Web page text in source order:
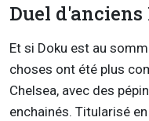
Duel
Et si Doku est au
choses ont été plus
Chelsea, avec des
enchainés. Titularisé